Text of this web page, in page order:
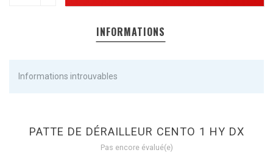
INFORMATIONS
Informations introuvables
PATTE DE DÉRAILLEUR CENTO 1 HY DX
Pas encore évalué(e)